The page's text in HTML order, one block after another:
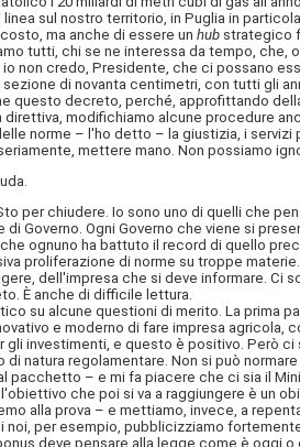
sul nostro territorio, in Puglia in
ma anche di essere unhub strategico
tutti, chi se ne interessa da tempo,
non credo, Presidente, che ci possano
di novanta centimetri, con tutti gli
questo decreto, perché, approfittando
direttiva, modifichiamo alcune procedure
norme – l'ho detto – la giustizia, i
mettere mano. Non possiamo
per chiudere. Io sono uno di quelli che
di Governo. Ogni Governo che viene si
ognuno ha battuto il record di quello
proliferazione di norme su troppe
dell'impresa che si deve informare. Ci
È anche di difficile lettura.
su alcune questioni di merito. La prima
e moderno difare impresa agricola,
gli investimenti, e questo è positivo. Però
di natura regolamentare. Non si può
pacchetto – e mi fa piacere che ci sia il
che poi si va a raggiungere è un
alla prova – e mettiamo, invece, a
per esempio, pubblicizziamo
deve pensare alla legge come è oggi